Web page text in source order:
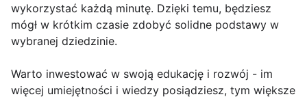
wykorzystać każdą minutę. Dzięki temu, będziesz
mógł w krótkim czasie zdobyć solidne podstawy w
wybranej dziedzinie.
Warto inwestować w swoją edukację i rozwój - im
więcej umiejętności i wiedzy posiądziesz, tym większe